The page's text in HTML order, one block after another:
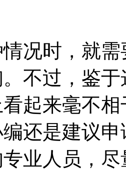
况时，就
不过，鉴
起来毫不
还是建议
业人员，